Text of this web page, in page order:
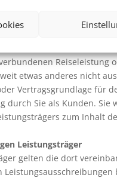
bezüglich
Abs. 1 Satz 1 BGB und
etwas anderes nicht
Vertragsgrundlage für
Sie als Kunden. Sie
zum Inhalt
Leistungsträger
gelten die dort